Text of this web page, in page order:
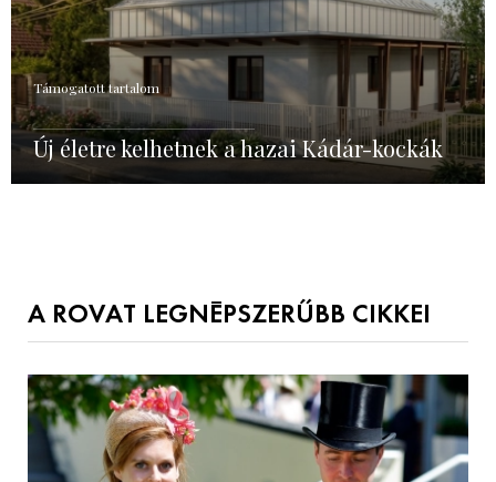
Támogatott tartalom
Új életre kelhetnek a hazai Kádár-kockák
A ROVAT LEGNÉPSZERŰBB CIKKEI